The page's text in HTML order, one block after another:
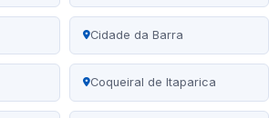
Cidade da Barra
Coqueiral de Itaparica